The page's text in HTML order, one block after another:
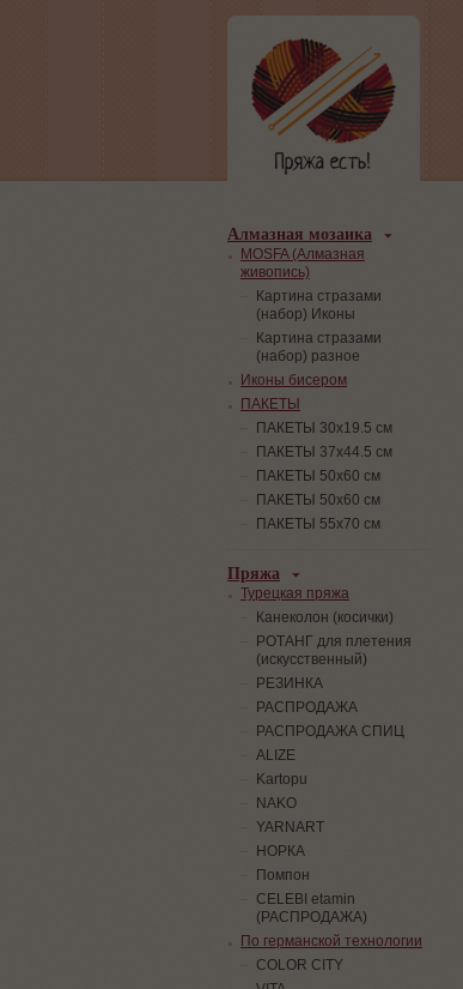
Алмазная мозаика
MOSFA (Алмазная
живопись)
Картина стразами
(набор) Иконы
Картина стразами
(набор) разное
Иконы бисером
ПАКЕТЫ
ПАКЕТЫ 30х19.5 см
ПАКЕТЫ 37х44.5 см
ПАКЕТЫ 50х60 см
ПАКЕТЫ 50х60 см
ПАКЕТЫ 55х70 см
Пряжа
Турецкая пряжа
Канеколон (косички)
РОТАНГ для плетения
(искусственный)
PЕЗИНКА
РАСПРОДАЖА
РАСПРОДАЖА СПИЦ
ALIZE
Kartopu
NAKO
YARNART
НОРКА
Помпон
СELEBI etamin
(РАСПРОДАЖА)
По германской технологии
COLOR CITY